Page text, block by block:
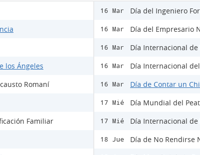
los Ángeles
Romaní
Familiar
16 Mar Día del Ingeniero
16 Mar Día del Empresario
16 Mar Día Internacional
16 Mar Día Internacional
16 Mar Día de Contar un
17 Mié Día Mundial del
17 Mié Día Internacional
18 Jue Día de No Rendirse